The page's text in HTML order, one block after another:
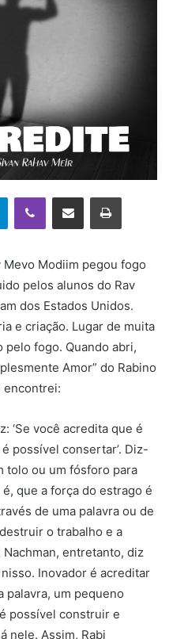
Telegram
Mevo Modiim pegou fogo
pelos alunos do Rav
dos Estados Unidos.
e criação. Lugar de muita
fogo. Quando abri,
Amor” do Rabino
encontrei:
‘Se você acredita que é
possível consertar’. Diz-
tolo ou um fósforo para
que a força do estrago é
de uma palavra ou de
o trabalho e a
entretanto, diz
Inovador é acreditar
palavra, um pequeno
possível construir e
nele. Assim, Rabi